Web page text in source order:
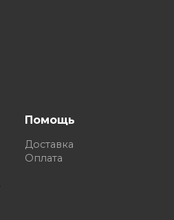
Помощь
Доставка
Оплата